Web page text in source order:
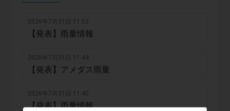
2026年7月31日 11:52
【発表】雨量情報
2026年7月31日 11:44
【発表】アメダス雨量
2026年7月31日 11:42
【発表】雨量情報